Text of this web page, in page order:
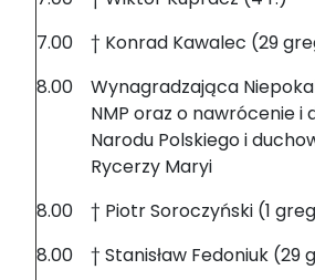
7.00
† Konrad Kawalec (29
8.00
Wynagradzająca
NMP oraz o nawrócenie i
Narodu Polskiego i
Rycerzy Maryi
8.00
† Piotr Soroczyński (1
8.00
† Stanisław Fedoniuk (29